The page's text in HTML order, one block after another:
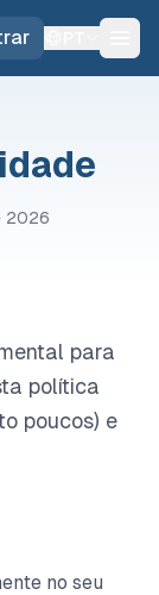
2026
para
política
poucos) e
no seu